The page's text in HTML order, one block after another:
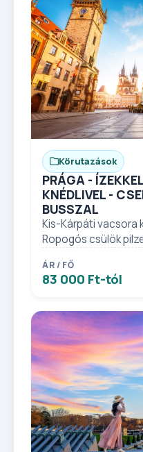
Körutazások
PRÁGA -
KNÉDLIVEL -
BUSSZAL
Kis-Kárpáti vacsora
Ropogós csülök
ÁR / FŐ
83 000 Ft-tól